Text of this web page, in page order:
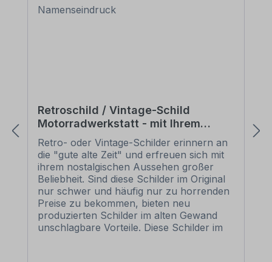
Retroschild / Vintage-Schild
Motorradwerkstatt - mit Ihrem
Namenseindruck
Retro- oder Vintage-Schilder erinnern an
die "gute alte Zeit" und erfreuen sich mit
ihrem nostalgischen Aussehen großer
Beliebheit. Sind diese Schilder im Original
nur schwer und häufig nur zu horrenden
Preise zu bekommen, bieten neu
produzierten Schilder im alten Gewand
unschlagbare Vorteile. Diese Schilder im